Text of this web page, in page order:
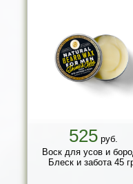
525руб.
Воск для усов и
Блеск и забота 45